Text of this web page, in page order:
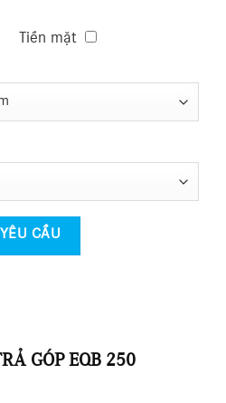
Tiền mặt
GÓP EQB 250